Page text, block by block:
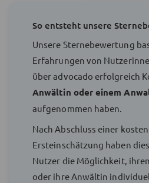
So entsteht unsere
Unsere Sternebewertung
Erfahrungen von
über advocado erfolgreich
Anwältin oder einem
aufgenommen haben.
Nach Abschluss einer
Ersteinschätzung haben
Nutzer die Möglichkeit,
oder ihre Anwältin